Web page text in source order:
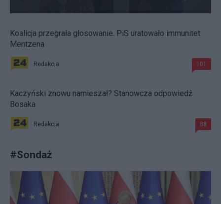
Koalicja przegrała głosowanie. PiS uratowało immunitet
Mentzena
Redakcja 101
Kaczyński znowu namieszał? Stanowcza odpowiedź
Bosaka
Redakcja 88
#Sondaż